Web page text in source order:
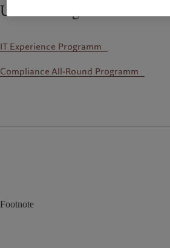
Unsere Programme
IT Experience Programm
Compliance All-Round Programm
Footnote